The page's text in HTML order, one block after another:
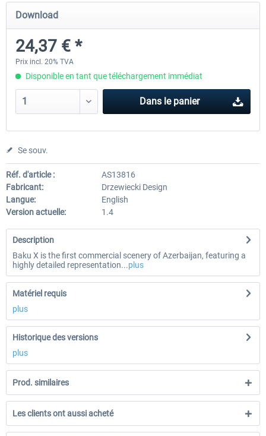
Baku X
24,37 € *
Lukla - Mount Everest Extreme
Download
24,37 € *
Prix incl. 20% TVA
Disponible en tant que téléchargement immédiat
Dans le panier
Se souv.
Réf. d'article :
AS13816
Fabricant:
Drzewiecki Design
Langue:
English
Version actuelle:
1.4
Description
Baku X is the first commercial scenery of Azerbaijan, featuring a
highly detailed representation...plus
Matériel requis
plus
Historique des versions
plus
Prod. similaires
Les clients ont aussi acheté